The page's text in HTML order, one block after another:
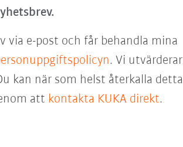
via e-post och får behandla mina
. Vi utvärderar
kan när som helst återkalla detta
att kontakta KUKA direkt.